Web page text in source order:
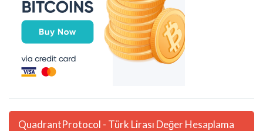
QuadrantProtocol - Türk Lirası Değer Hesaplama